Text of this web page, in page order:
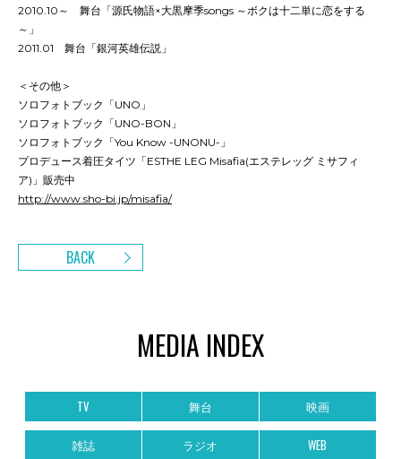
2010.10～ 舞台「源氏物語×大黒摩季songs ～ボクは十二単に恋をする
～」
2011.01 舞台「銀河英雄伝説」
＜その他＞
ソロフォトブック「UNO」
ソロフォトブック「UNO-BON」
ソロフォトブック「You Know -UNONU-」
プロデュース着圧タイツ「ESTHE LEG Misafia(エステレッグ ミサフィ
ア)」販売中
http://www.sho-bi.jp/misafia/
BACK
MEDIA INDEX
TV 舞台 映画
雑誌 ラジオ WEB